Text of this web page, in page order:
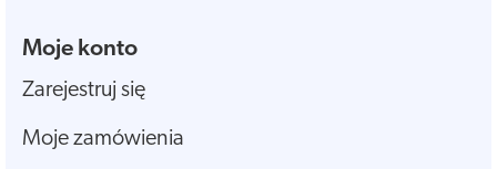
Moje konto
Zarejestruj się
Moje zamówienia